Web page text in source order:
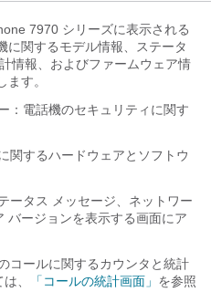
7970 シリーズに表示される
に関するモデル情報、ステータ
情報、およびファームウェア情
す。
：電話機のセキュリティに関す
関するハードウェアとソフトウ
ータス メッセージ、ネットワー
バージョンを表示する画面にア
コールに関するカウンタと統計
、
「コールの統計画面」 を参照